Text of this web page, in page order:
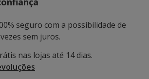
seguro com a possibilidade de
sem juros.
nas lojas até 14 dias.